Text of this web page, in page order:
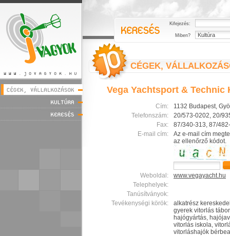
Kifejezés:
Miben?
CÉGEK,
Vega Yachtsport & Technic
Cím:
1132 Budapest,
Telefonszám:
20/573-0202, 20/
Fax:
87/340-313, 87/
E-mail cím:
Az e-mail cím
az ellenőrző kódot.
Weboldal:
www.vegayacht.hu
Telephelyek:
Tanúsítványok:
Tevékenységi körök:
alkatrész
gyerek vitorlás
hajógyártás,
vitorlás iskola,
vitorláshajók